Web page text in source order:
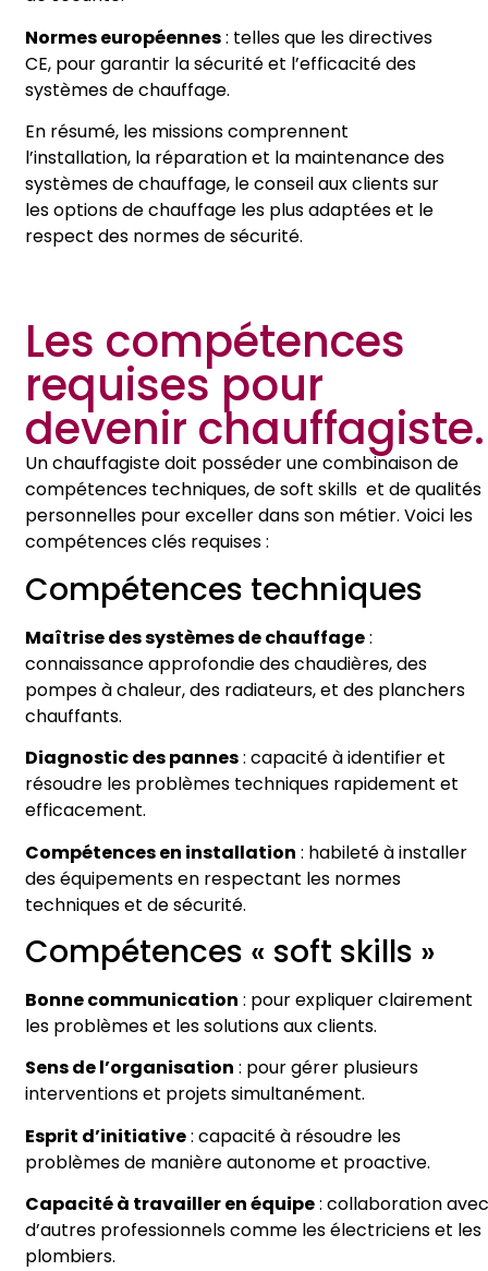
Normes européennes: telles que les directives
CE, pour garantir la sécurité et l’efficacité des
systèmes de chauffage.
En résumé, les missions comprennent
l’installation, la réparation et la maintenance des
systèmes de chauffage, le conseil aux clients sur
les options de chauffage les plus adaptées et le
respect des normes de sécurité.
Les compétences
requises pour
devenir chauffagiste.
Un chauffagiste doit posséder une combinaison de
compétences techniques, de soft skills et de qualités
personnelles pour exceller dans son métier. Voici les
compétences clés requises :
Compétences techniques
Maîtrise des systèmes de chauffage:
connaissance approfondie des chaudières, des
pompes à chaleur, des radiateurs, et des planchers
chauffants.
Diagnostic des pannes: capacité à identifier et
résoudre les problèmes techniques rapidement et
efficacement.
Compétences en installation : habileté à installer
des équipements en respectant les normes
techniques et de sécurité.
Compétences « soft skills »
Bonne communication : pour expliquer clairement
les problèmes et les solutions aux clients.
Sens de l’organisation : pour gérer plusieurs
interventions et projets simultanément.
Esprit d’initiative: capacité à résoudre les
problèmes de manière autonome et proactive.
Capacité à travailler en équipe: collaboration avec
d’autres professionnels comme les électriciens et les
plombiers.